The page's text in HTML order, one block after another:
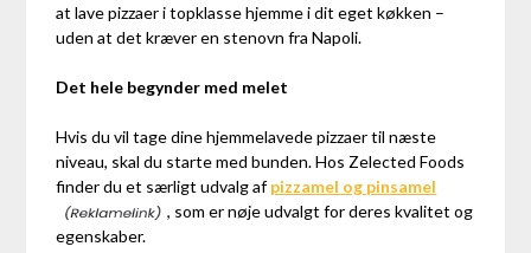
at lave pizzaer i topklasse hjemme i dit eget køkken –
uden at det kræver en stenovn fra Napoli.
Det hele begynder med melet
Hvis du vil tage dine hjemmelavede pizzaer til næste
niveau, skal du starte med bunden. Hos Zelected Foods
finder du et særligt udvalg afpizzamel og pinsamel
, som er nøje udvalgt for deres kvalitet og
egenskaber.